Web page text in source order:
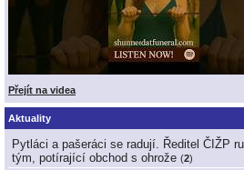
Přejít na videa
Aktuality
Pytláci a pašeráci se radují. Ředitel ČIŽP
tým, potírající obchod s ohrože (2)